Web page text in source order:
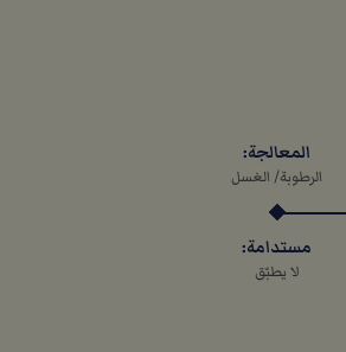
المعالجة:
الرطوبة/ الغسل
مستدامة:
لا يطبّق